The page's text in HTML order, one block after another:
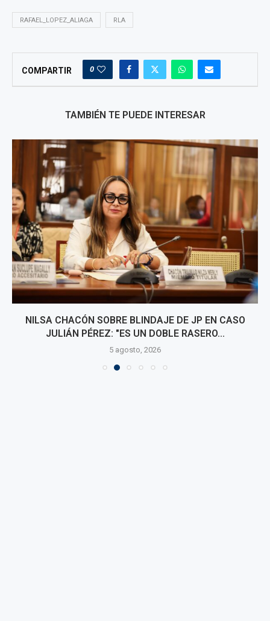
RAFAEL_LOPEZ_ALIAGA RLA
COMPARTIR 0
TAMBIÉN TE PUEDE INTERESAR
NILSA CHACÓN SOBRE BLINDAJE DE JP EN CASO
JULIÁN PÉREZ: "ES UN DOBLE RASERO...
5 agosto, 2026